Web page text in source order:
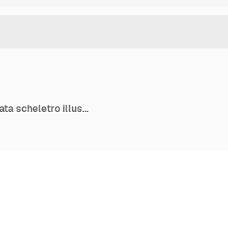
Un pirata con una spada e un teschio e una spada feroce pirata scheletro illustrazione vettoriale